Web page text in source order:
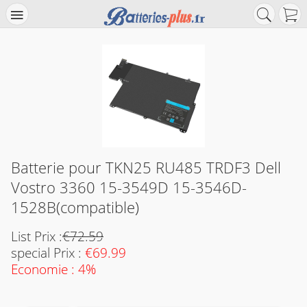
Batterie pour TKN25 RU485 TRDF3 Dell
Vostro 3360 15-3549D 15-3546D-
1528B(compatible)
List Prix :€72.59
special Prix : €69.99
Economie : 4%